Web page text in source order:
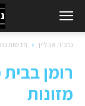
נתניה און ליין חדשות
רומן
מזונות